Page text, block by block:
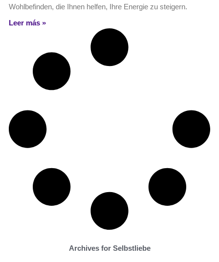
Wohlbefinden, die Ihnen helfen, Ihre Energie zu steigern.
Leer más »
Archives for Selbstliebe